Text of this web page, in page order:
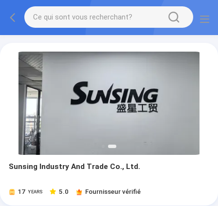
Sunsing Industry And Trade Co., Ltd.
17 YEARS 5.0 Fournisseur vérifié